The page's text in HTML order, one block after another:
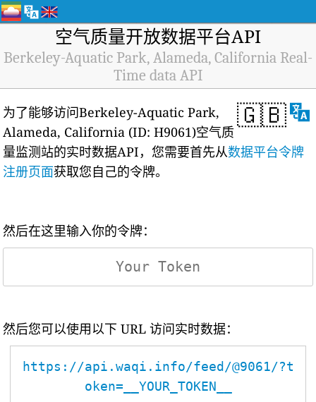
空气质量开放数据平台API
Berkeley-Aquatic Park, Alameda, California Real-
Time data API
🇬🇧
为了能够访问Berkeley-Aquatic Park,
Alameda, California (ID: H9061)空气质
量监测站的实时数据API，您需要首先从数据平台令牌
注册页面获取您自己的令牌。
然后在这里输入你的令牌：
然后您可以使用以下 URL 访问实时数据：
https://api.waqi.info/feed/@9061/?t
oken=__YOUR_TOKEN__